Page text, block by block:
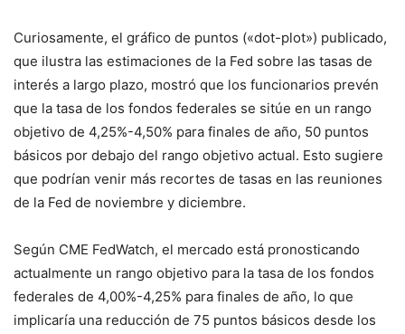
Curiosamente, el gráfico de puntos («dot-plot») publicado,
que ilustra las estimaciones de la Fed sobre las tasas de
interés a largo plazo, mostró que los funcionarios prevén
que la tasa de los fondos federales se sitúe en un rango
objetivo de 4,25%-4,50% para finales de año, 50 puntos
básicos por debajo del rango objetivo actual. Esto sugiere
que podrían venir más recortes de tasas en las reuniones
de la Fed de noviembre y diciembre.
Según CME FedWatch, el mercado está pronosticando
actualmente un rango objetivo para la tasa de los fondos
federales de 4,00%-4,25% para finales de año, lo que
implicaría una reducción de 75 puntos básicos desde los